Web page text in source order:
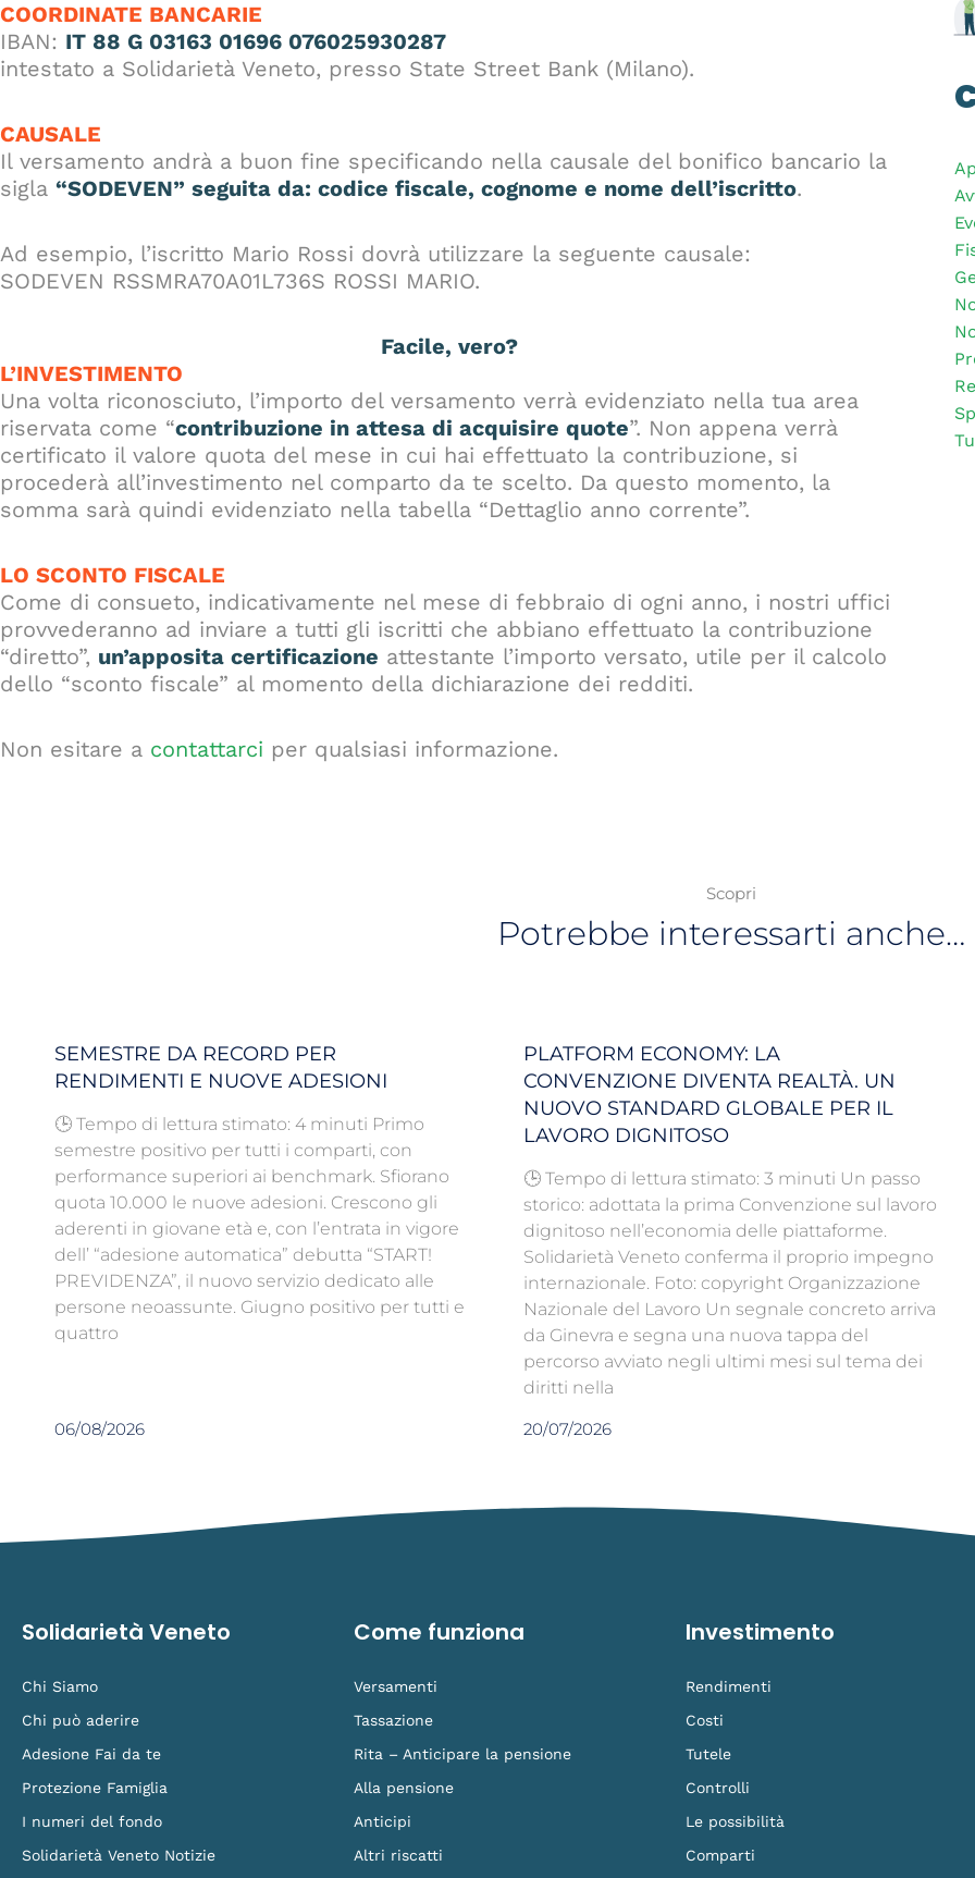
COORDINATE BANCARIE
IBAN: IT 88 G 03163 01696 076025930287
intestato a Solidarietà Veneto, presso State Street Bank (Milano).
CAUSALE
Il versamento andrà a buon fine specificando nella causale del bonifico bancario la
sigla “SODEVEN” seguita da: codice fiscale, cognome e nome dell’iscritto.
Ad esempio, l’iscritto Mario Rossi dovrà utilizzare la seguente causale:
SODEVEN RSSMRA70A01L736S ROSSI MARIO.
Facile, vero?
L’INVESTIMENTO
Una volta riconosciuto, l’importo del versamento verrà evidenziato nella tua area
riservata come “contribuzione in attesa di acquisire quote”. Non appena verrà
certificato il valore quota del mese in cui hai effettuato la contribuzione, si
procederà all’investimento nel comparto da te scelto. Da questo momento, la
somma sarà quindi evidenziato nella tabella “Dettaglio anno corrente”.
LO SCONTO FISCALE
Come di consueto, indicativamente nel mese di febbraio di ogni anno, i nostri uffici
provvederanno ad inviare a tutti gli iscritti che abbiano effettuato la contribuzione
“diretto”, un’apposita certificazione attestante l’importo versato, utile per il calcolo
dello “sconto fiscale” al momento della dichiarazione dei redditi.
Non esitare a contattarci per qualsiasi informazione.
Scopri
Potrebbe interessarti anche…
SEMESTRE DA RECORD PER
RENDIMENTI E NUOVE ADESIONI
🕒 Tempo di lettura stimato: 4 minuti Primo
semestre positivo per tutti i comparti, con
performance superiori ai benchmark. Sfiorano
quota 10.000 le nuove adesioni. Crescono gli
aderenti in giovane età e, con l’entrata in vigore
dell’ “adesione automatica” debutta “START!
PREVIDENZA”, il nuovo servizio dedicato alle
persone neoassunte. Giugno positivo per tutti e
quattro
06/08/2026
PLATFORM ECONOMY: LA
CONVENZIONE DIVENTA REALTÀ. UN
NUOVO STANDARD GLOBALE PER IL
LAVORO DIGNITOSO
🕒 Tempo di lettura stimato: 3 minuti Un passo
storico: adottata la prima Convenzione sul lavoro
dignitoso nell’economia delle piattaforme.
Solidarietà Veneto conferma il proprio impegno
internazionale. Foto: copyright Organizzazione
Nazionale del Lavoro Un segnale concreto arriva
da Ginevra e segna una nuova tappa del
percorso avviato negli ultimi mesi sul tema dei
diritti nella
20/07/2026
Solidarietà Veneto
Chi Siamo
Chi può aderire
Adesione Fai da te
Protezione Famiglia
I numeri del fondo
Solidarietà Veneto Notizie
Come funziona
Versamenti
Tassazione
Rita – Anticipare la pensione
Alla pensione
Anticipi
Altri riscatti
Investimento
Rendimenti
Costi
Tutele
Controlli
Le possibilità
Comparti